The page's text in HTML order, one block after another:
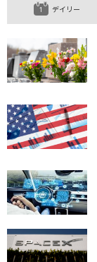
デイリー